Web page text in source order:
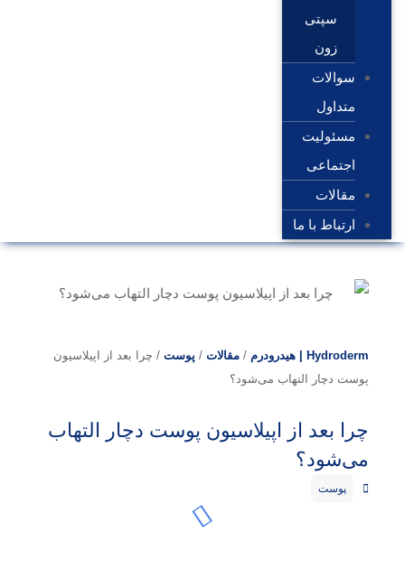
سپتی
زون
سوالات
متداول
مسئولیت
اجتماعی
مقالات
ارتباط با ما
Hydroderm | هیدرودرم / مقالات / پوست / چرا بعد از اپیلاسیون
پوست دچار التهاب می‌شود؟
چرا بعد از اپیلاسیون پوست دچار التهاب
می‌شود؟
پوست